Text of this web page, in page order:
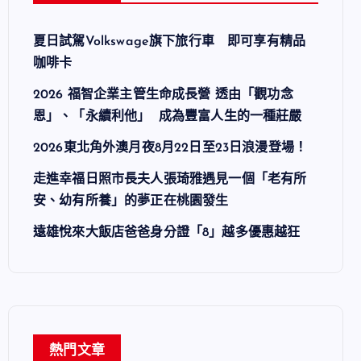
夏日試駕Volkswage旗下旅行車 即可享有精品
咖啡卡
2026 福智企業主管生命成長營 透由「觀功念
恩」、「永續利他」 成為豐富人生的一種莊嚴
2026東北角外澳月夜8月22日至23日浪漫登場！
走進幸福日照市長夫人張琦雅遇見一個「老有所
安、幼有所養」的夢正在桃園發生
遠雄悅來大飯店爸爸身分證「8」越多優惠越狂
熱門文章